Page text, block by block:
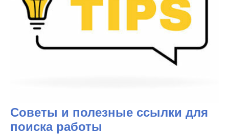
Советы и полезные ссылки для
поиска работы